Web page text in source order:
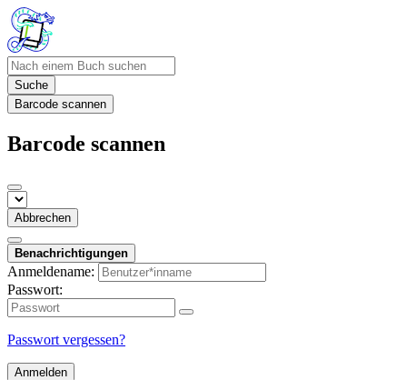
Suche
Barcode scannen
Barcode scannen
Abbrechen
Benachrichtigungen
Anmeldename:
Passwort:
Passwort vergessen?
Anmelden